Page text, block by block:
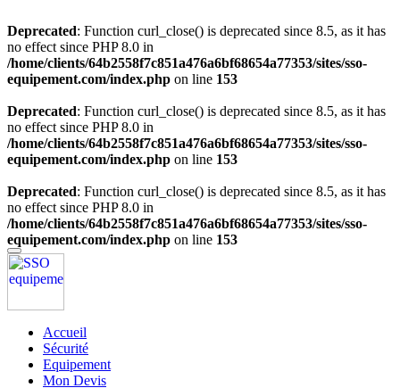
Deprecated: Function curl_close() is deprecated since 8.5, as it has
no effect since PHP 8.0 in
/home/clients/64b2558f7c851a476a6bf68654a77353/sites/sso-
equipement.com/index.php on line 153
Deprecated: Function curl_close() is deprecated since 8.5, as it has
no effect since PHP 8.0 in
/home/clients/64b2558f7c851a476a6bf68654a77353/sites/sso-
equipement.com/index.php on line 153
Deprecated: Function curl_close() is deprecated since 8.5, as it has
no effect since PHP 8.0 in
/home/clients/64b2558f7c851a476a6bf68654a77353/sites/sso-
equipement.com/index.php on line 153
Accueil
Sécurité
Equipement
Mon Devis